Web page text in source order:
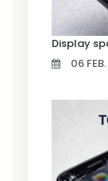
Display
06